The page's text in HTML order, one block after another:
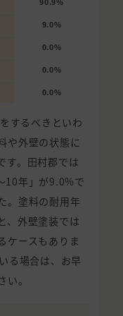
9.0%
0.0%
0.0%
0.0%
するべきといわ
や外壁の状態に
す。田村郡では
10年」が9.0%で
。塗料の耐用年
、外壁塗装では
ケースもありま
る場合は、お早
。